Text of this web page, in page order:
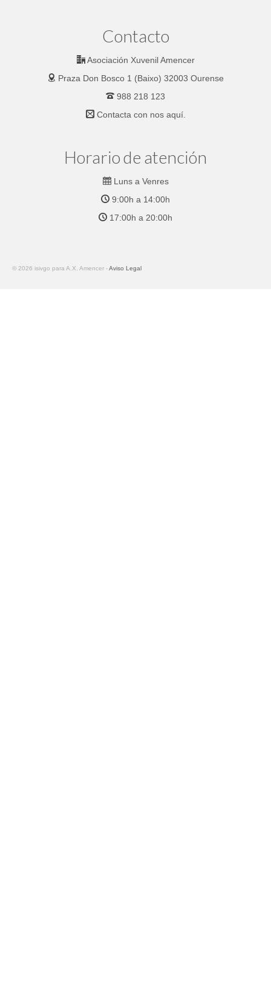
Contacto
Asociación Xuvenil Amencer
Praza Don Bosco 1 (Baixo) 32003 Ourense
988 218 123
Contacta con nos aquí.
Horario de atención
Luns a Venres
9:00h a 14:00h
17:00h a 20:00h
© 2026 isivgo para A.X. Amencer -Aviso Legal